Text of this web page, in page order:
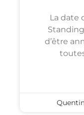
La date
d’être